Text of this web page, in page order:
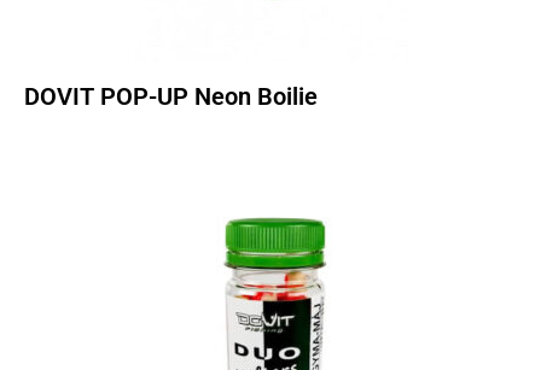
DOVIT POP-UP Neon Boilie